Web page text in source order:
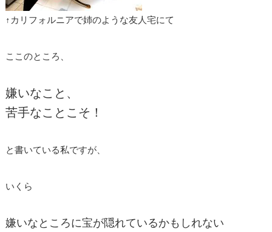
↑カリフォルニアで姉のような友人宅にて
ここのところ、
嫌いなこと、
苦手なことこそ！
と書いている私ですが、
いくら
嫌いなところに宝が隠れているかもしれない